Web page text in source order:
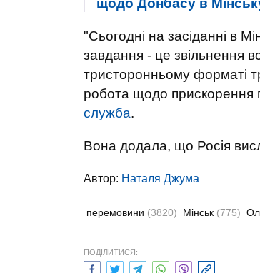
щодо Донбасу в
"Сьогодні на засіданні в
завдання - це звільнення
тристоронньому форматі
робота щодо прискорення
служба.
Вона додала, що Росія
Автор: Наталя Джума
перемовини (3820) Мінськ (775)
ПОДІЛИТИСЯ: